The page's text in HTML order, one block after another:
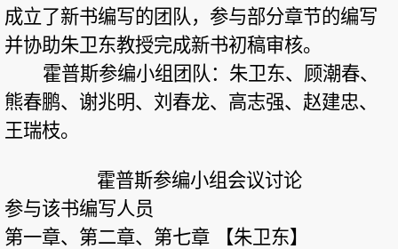
成立了新书编写的团队，参与部分章节的编写
并协助朱卫东教授完成新书初稿审核。
霍普斯参编小组团队：朱卫东、顾潮春、
熊春鹏、谢兆明、刘春龙、高志强、赵建忠、
王瑞枝。
霍普斯参编小组会议讨论
参与该书编写人员
第一章、第二章、第七章 【朱卫东】